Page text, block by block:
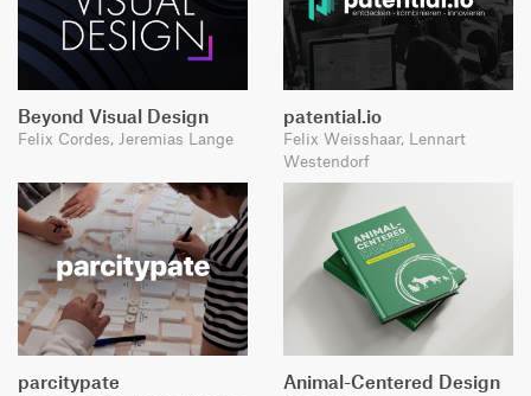
Beyond Visual Design
Felix Cordes, Jeremias Lange
patential.io
Felix Weisshaar, Lennart
Westendorf
parcitypate Animal-Centered Design